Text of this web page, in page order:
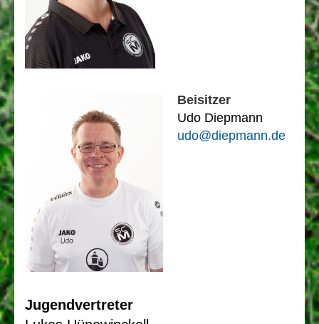
Beisitzer
Udo Diepmann
udo@diepmann.de
Jugendvertreter